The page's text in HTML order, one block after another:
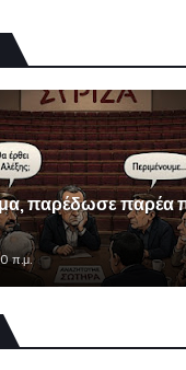
παρέδωσε παρέα
π.μ.